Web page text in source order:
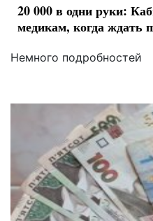
20 000 в одни руки:
медикам, когда
Немного подробностей